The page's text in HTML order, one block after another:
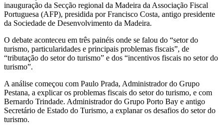
inauguração da Secção regional da Madeira da Associação Fiscal
Portuguesa (AFP), presidida por Francisco Costa, antigo presidente
da Sociedade de Desenvolvimento da Madeira.
O debate aconteceu em três painéis onde se falou do “setor do
turismo, particularidades e principais problemas fiscais”, de
“tributação do setor do turismo” e dos “incentivos fiscais no setor do
turismo”.
A análise começou com Paulo Prada, Administrador do Grupo
Pestana, a explicar os problemas fiscais do setor do turismo, e com
Bernardo Trindade. Administrador do Grupo Porto Bay e antigo
Secretário de Estado do Turismo, a explanar os desafios do setor do
turismo.